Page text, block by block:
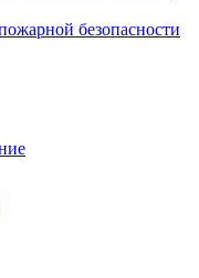
безопасности